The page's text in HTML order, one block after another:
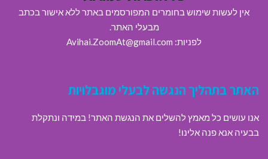
אין לעשות שימוש בחומרים המפורסמים באתר ללא אישור בכתב
מבעלי האתר.
לפניות: Avihai.ZoomAt@gmail.com
האתר בתהליך הנגשה לבעלי מוגבלויות
אנו עושים כל מאמץ להשלים את הנגשת האתר! במידה ונתקלת
בבעיה אנא פנה אלינו!